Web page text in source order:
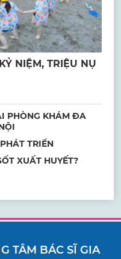
NIỆM, TRIỆU NỤ
PHÒNG KHÁM ĐA
TRIỂN
XUẤT HUYẾT?
TÂM BÁC SĨ GIA